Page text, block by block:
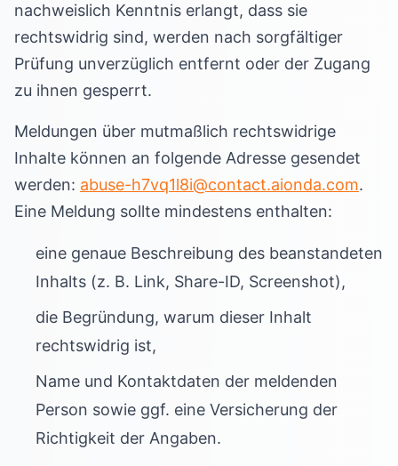
nachweislich Kenntnis erlangt, dass sie
rechtswidrig sind, werden nach sorgfältiger
Prüfung unverzüglich entfernt oder der Zugang
zu ihnen gesperrt.
Meldungen über mutmaßlich rechtswidrige
Inhalte können an folgende Adresse gesendet
werden: abuse-h7vq1l8i@contact.aionda.com.
Eine Meldung sollte mindestens enthalten:
eine genaue Beschreibung des beanstandeten
Inhalts (z. B. Link, Share-ID, Screenshot),
die Begründung, warum dieser Inhalt
rechtswidrig ist,
Name und Kontaktdaten der meldenden
Person sowie ggf. eine Versicherung der
Richtigkeit der Angaben.